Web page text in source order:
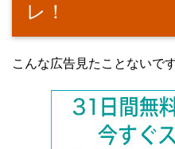
レ！
こんな広告見たことないで